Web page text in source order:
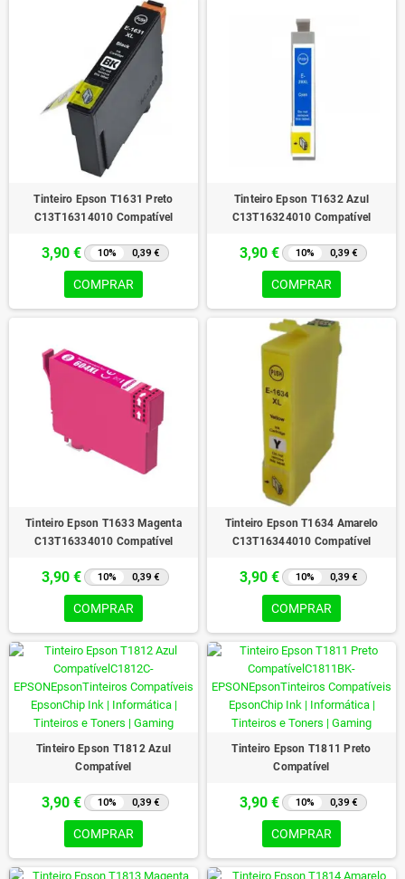
Tinteiro Epson T1631 Preto
C13T16314010 Compatível
3,90 € 10% 0,39 €
COMPRAR
Tinteiro Epson T1632 Azul
C13T16324010 Compatível
3,90 € 10% 0,39 €
COMPRAR
Tinteiro Epson T1633 Magenta
C13T16334010 Compatível
3,90 € 10% 0,39 €
COMPRAR
Tinteiro Epson T1634 Amarelo
C13T16344010 Compatível
3,90 € 10% 0,39 €
COMPRAR
Tinteiro Epson T1812 Azul
Compatível
3,90 € 10% 0,39 €
COMPRAR
Tinteiro Epson T1811 Preto
Compatível
3,90 € 10% 0,39 €
COMPRAR